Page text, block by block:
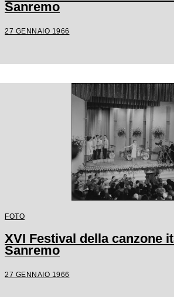
Sanremo
27 GENNAIO 1966
FOTO
XVI Festival della canzone
Sanremo
27 GENNAIO 1966